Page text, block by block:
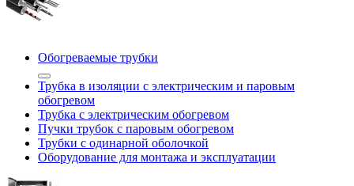
Обогреваемые трубки
Трубка в изоляции с электрическим и паровым
обогревом
Трубка с электрическим обогревом
Пучки трубок с паровым обогревом
Трубки с одинарной оболочкой
Оборудование для монтажа и эксплуатации